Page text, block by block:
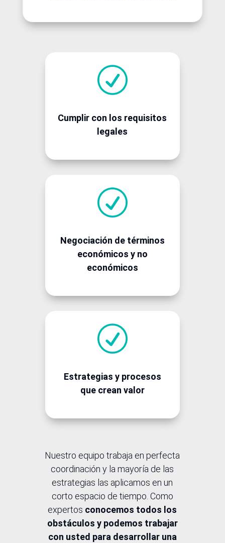
R
Cumplir con los requisitos
legales
R
Negociación de términos
económicos y no
económicos
R
Estrategias y procesos
que crean valor
Nuestro equipo trabaja en perfecta
coordinación y la mayoría de las
estrategias las aplicamos en un
corto espacio de tiempo. Como
expertos conocemos todos los
obstáculos y podemos trabajar
con usted para desarrollar una